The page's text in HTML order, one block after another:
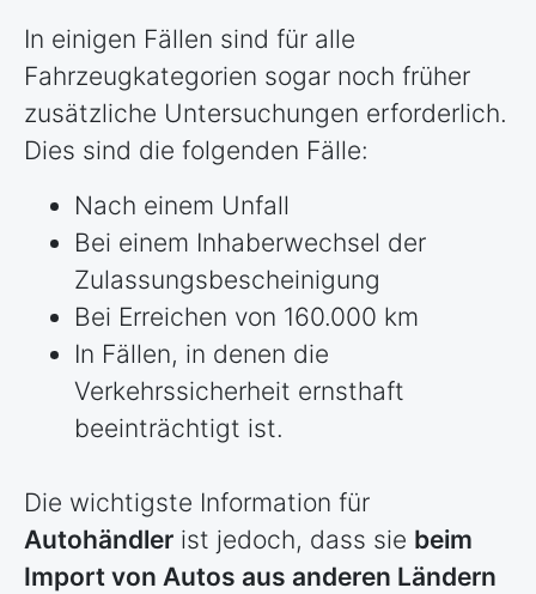
In einigen Fällen sind für alle
Fahrzeugkategorien sogar noch früher
zusätzliche Untersuchungen erforderlich.
Dies sind die folgenden Fälle:
Nach einem Unfall
Bei einem Inhaberwechsel der
Zulassungsbescheinigung
Bei Erreichen von 160.000 km
In Fällen, in denen die
Verkehrssicherheit ernsthaft
beeinträchtigt ist.
Die wichtigste Information für
Autohändler ist jedoch, dass sie beim
Import von Autos aus anderen Ländern